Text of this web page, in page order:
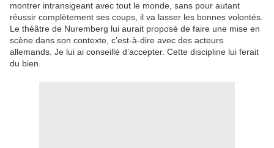
montrer intransigeant avec tout le monde, sans pour autant
réussir complètement ses coups, il va lasser les bonnes volontés.
Le théâtre de Nuremberg lui aurait proposé de faire une mise en
scène dans son contexte, c’est-à-dire avec des acteurs
allemands. Je lui ai conseillé d’accepter. Cette discipline lui ferait
du bien.